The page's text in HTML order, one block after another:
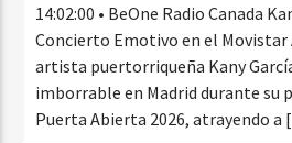
14:02:00 • BeOne Radio Canada
Concierto Emotivo en el Movistar
artista puertorriqueña Kany
imborrable en Madrid durante su
Puerta Abierta 2026, atrayendo